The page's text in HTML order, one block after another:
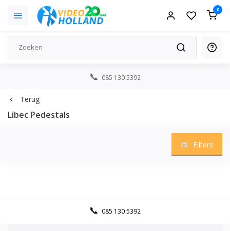
0
085 130 5392
Terug
Libec Pedestals
Filters
085 130 5392